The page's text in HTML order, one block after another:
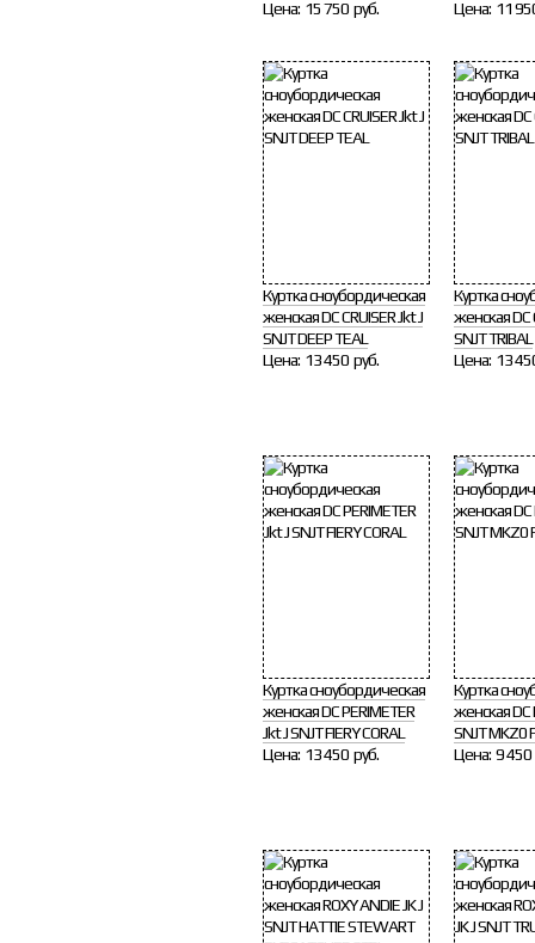
Цена: 15 750 руб. Цена: 11
Куртка сноубордическая
женская DC CRUISER Jkt J
SNJT DEEP TEAL
Цена: 13 450 руб.
Куртка
женская DC
SNJT TRIBAL
Цена: 13
Куртка сноубордическая
женская DC PERIMETER
Jkt J SNJT FIERY CORAL
Цена: 13 450 руб.
Куртка
женская DC
SNJT MKZ0
Цена: 9 450